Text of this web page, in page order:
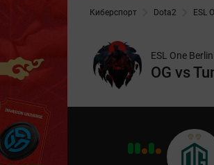
Киберспорт Dota2 ESL
ESL One
OG vs